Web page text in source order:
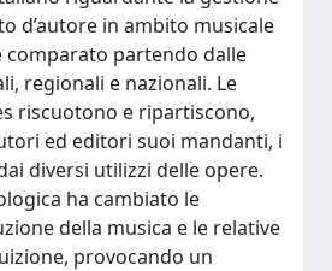
d’autore in ambito musicale
comparato partendo dalle
regionali e nazionali. Le
riscuotono e ripartiscono,
ed editori suoi mandanti, i
diversi utilizzi delle opere.
ha cambiato le
della musica e le relative
provocando un